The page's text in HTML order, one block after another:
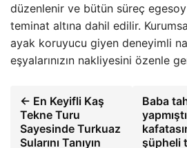
düzenlenir ve bütün süreç
teminat altına dahil edilir.
ayak koruyucu giyen deneyimli
eşyalarınızın nakliyesini özenle
← En Keyifli Kaş
Tekne Turu
Sayesinde Turkuaz
Sularını Tanıyın
Baba
şüpheli